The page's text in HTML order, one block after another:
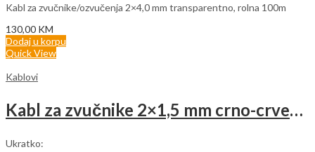
Kabl za zvučnike/ozvučenja 2×4,0 mm transparentno, rolna 100m
130,00 KM
Dodaj u korpu
Quick View
Kablovi
Kabl za zvučnike 2×1,5 mm crno-crveni (rolna 100m)
Ukratko: